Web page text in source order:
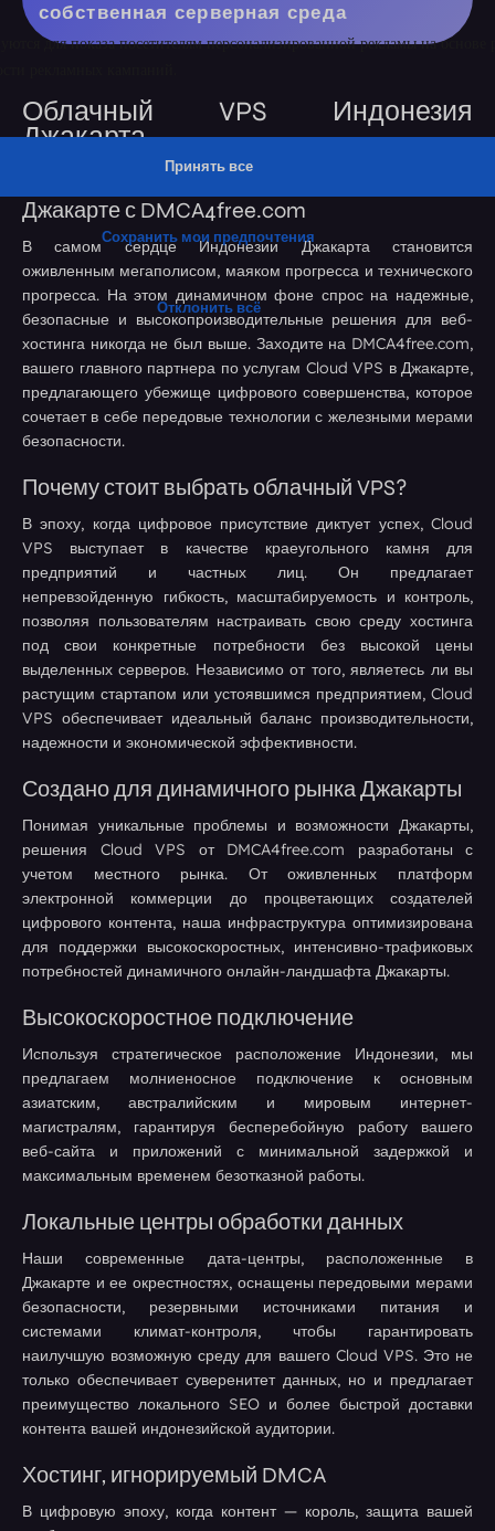
собственная серверная среда
Облачный VPS Индонезия
Джакарта
Джакарте с DMCA4free.com
В самом сердце Индонезии Джакарта становится
оживленным мегаполисом, маяком прогресса и технического
прогресса. На этом динамичном фоне спрос на надежные,
безопасные и высокопроизводительные решения для веб-
хостинга никогда не был выше. Заходите на DMCA4free.com,
вашего главного партнера по услугам Cloud VPS в Джакарте,
предлагающего убежище цифрового совершенства, которое
сочетает в себе передовые технологии с железными мерами
безопасности.
Почему стоит выбрать облачный VPS?
В эпоху, когда цифровое присутствие диктует успех, Cloud
VPS выступает в качестве краеугольного камня для
предприятий и частных лиц. Он предлагает
непревзойденную гибкость, масштабируемость и контроль,
позволяя пользователям настраивать свою среду хостинга
под свои конкретные потребности без высокой цены
выделенных серверов. Независимо от того, являетесь ли вы
растущим стартапом или устоявшимся предприятием, Cloud
VPS обеспечивает идеальный баланс производительности,
надежности и экономической эффективности.
Создано для динамичного рынка Джакарты
Понимая уникальные проблемы и возможности Джакарты,
решения Cloud VPS от DMCA4free.com разработаны с
учетом местного рынка. От оживленных платформ
электронной коммерции до процветающих создателей
цифрового контента, наша инфраструктура оптимизирована
для поддержки высокоскоростных, интенсивно-трафиковых
потребностей динамичного онлайн-ландшафта Джакарты.
Высокоскоростное подключение
Используя стратегическое расположение Индонезии, мы
предлагаем молниеносное подключение к основным
азиатским, австралийским и мировым интернет-
магистралям, гарантируя бесперебойную работу вашего
веб-сайта и приложений с минимальной задержкой и
максимальным временем безотказной работы.
Локальные центры обработки данных
Наши современные дата-центры, расположенные в
Джакарте и ее окрестностях, оснащены передовыми мерами
безопасности, резервными источниками питания и
системами климат-контроля, чтобы гарантировать
наилучшую возможную среду для вашего Cloud VPS. Это не
только обеспечивает суверенитет данных, но и предлагает
преимущество локального SEO и более быстрой доставки
контента вашей индонезийской аудитории.
Хостинг, игнорируемый DMCA
В цифровую эпоху, когда контент — король, защита вашей